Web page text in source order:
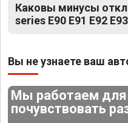
Каковы минусы
series E90 E91 E92
Вы не узнаете ваш
Мы работаем
почувствовать